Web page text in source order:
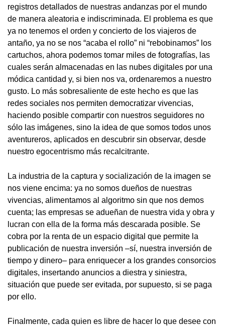
registros detallados de nuestras andanzas por el mundo
de manera aleatoria e indiscriminada. El problema es que
ya no tenemos el orden y concierto de los viajeros de
antaño, ya no se nos “acaba el rollo” ni “rebobinamos” los
cartuchos, ahora podemos tomar miles de fotografías, las
cuales serán almacenadas en las nubes digitales por una
módica cantidad y, si bien nos va, ordenaremos a nuestro
gusto. Lo más sobresaliente de este hecho es que las
redes sociales nos permiten democratizar vivencias,
haciendo posible compartir con nuestros seguidores no
sólo las imágenes, sino la idea de que somos todos unos
aventureros, aplicados en descubrir sin observar, desde
nuestro egocentrismo más recalcitrante.
La industria de la captura y socialización de la imagen se
nos viene encima: ya no somos dueños de nuestras
vivencias, alimentamos al algoritmo sin que nos demos
cuenta; las empresas se adueñan de nuestra vida y obra y
lucran con ella de la forma más descarada posible. Se
cobra por la renta de un espacio digital que permite la
publicación de nuestra inversión –sí, nuestra inversión de
tiempo y dinero– para enriquecer a los grandes consorcios
digitales, insertando anuncios a diestra y siniestra,
situación que puede ser evitada, por supuesto, si se paga
por ello.
Finalmente, cada quien es libre de hacer lo que desee con